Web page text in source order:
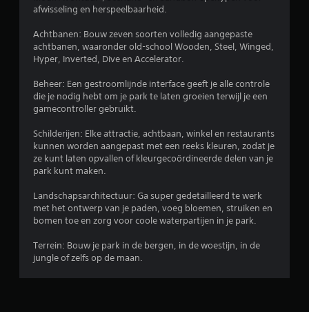
5
s
t
e
r
r
n
t
afwisseling en herspeelbaarheid.
Achtbanen: Bouw zeven soorten volledig aangepaste
achtbanen, waaronder old-school Wooden, Steel, Winged,
Hyper, Inverted, Dive en Accelerator.
Beheer: Een gestroomlijnde interface geeft je alle controle
die je nodig hebt om je park te laten groeien terwijl je een
gamecontroller gebruikt.
Schilderijen: Elke attractie, achtbaan, winkel en restaurants
kunnen worden aangepast met een reeks kleuren, zodat je
ze kunt laten opvallen of kleurgecoördineerde delen van je
park kunt maken.
Landschapsarchitectuur: Ga super gedetailleerd te werk
met het ontwerp van je paden, voeg bloemen, struiken en
bomen toe en zorg voor coole waterpartijen in je park.
Terrein: Bouw je park in de bergen, in de woestijn, in de
jungle of zelfs op de maan.